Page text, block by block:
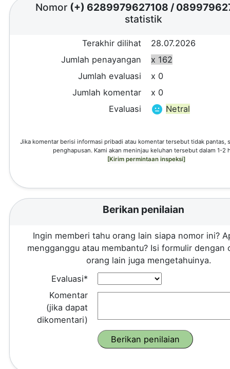
Nomor (+) 6289979627108 /
statistik
Terakhir dilihat
28.07.2026
Jumlah penayangan
x 162
Jumlah evaluasi
x 0
Jumlah komentar
x 0
Evaluasi
Netral
Jika komentar berisi informasi pribadi atau komentar tersebut tidak pantas,
penghapusan. Kami akan meninjau keluhan tersebut dalam 1-2
[Kirim permintaan inspeksi]
Berikan penilaian
Ingin memberi tahu orang lain siapa nomor ini?
mengganggu atau membantu? Isi formulir dengan
orang lain juga mengetahuinya.
Evaluasi*
Komentar
(jika dapat
dikomentari)